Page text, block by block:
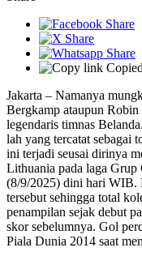
Copied
Jakarta – Namanya
Bergkamp ataupun
legendaris timnas
lah yang tercatat sebagai
ini terjadi seusai dirinya
Lithuania pada laga
(8/9/2025) dini hari WIB.
tersebut sehingga total
penampilan sejak debut
skor sebelumnya. Gol
Piala Dunia 2014 saat